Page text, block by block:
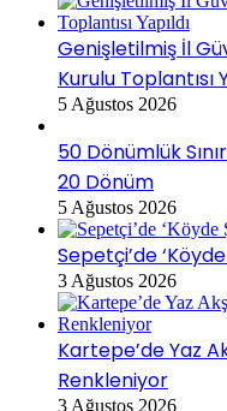
Genişletilmiş İl
Kurulu Toplantısı
5 Ağustos 2026
50 Dönümlük
20 Dönüm
5 Ağustos 2026
Sepetçi’de
3 Ağustos 2026
Kartepe’de Yaz
Renkleniyor
3 Ağustos 2026